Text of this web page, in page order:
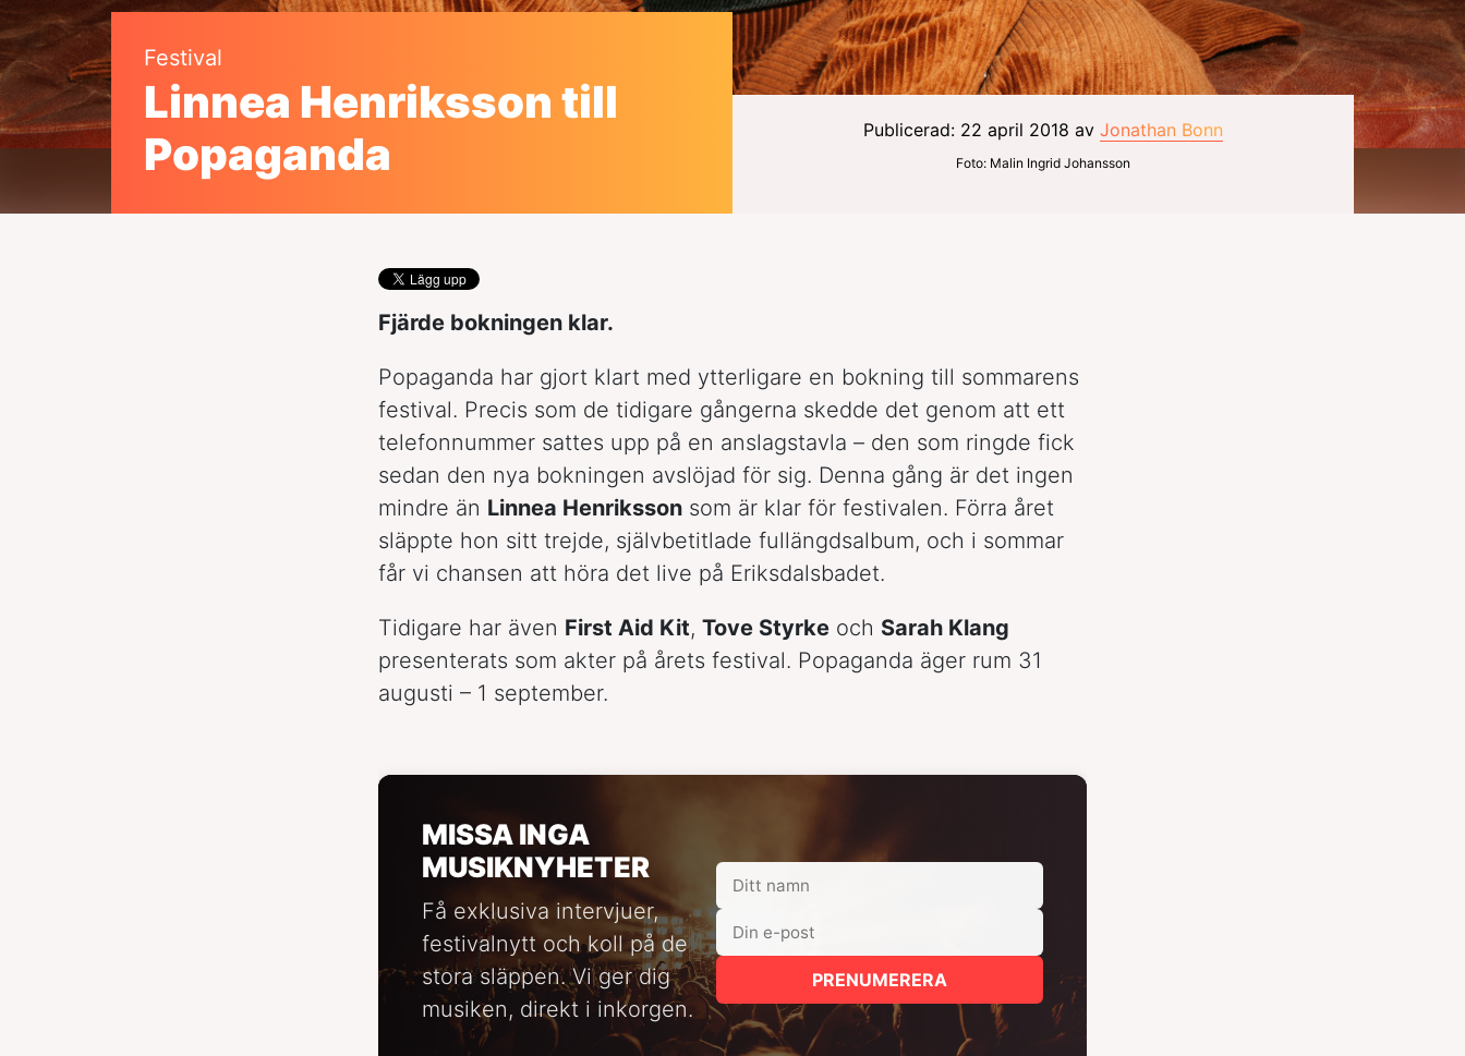
Festival
Linnea Henriksson till
Popaganda
Publicerad: 22 april 2018 av Jonathan Bonn
Foto: Malin Ingrid Johansson
Fjärde bokningen klar.
Popaganda har gjort klart med ytterligare en bokning till sommarens
festival. Precis som de tidigare gångerna skedde det genom att ett
telefonnummer sattes upp på en anslagstavla – den som ringde fick
sedan den nya bokningen avslöjad för sig. Denna gång är det ingen
mindre än Linnea Henriksson som är klar för festivalen. Förra året
släppte hon sitt trejde, självbetitlade fullängdsalbum, och i sommar
får vi chansen att höra det live på Eriksdalsbadet.
Tidigare har även First Aid Kit, Tove Styrke och Sarah Klang
presenterats som akter på årets festival. Popaganda äger rum 31
augusti – 1 september.
MISSA INGA
MUSIKNYHETER
Få exklusiva intervjuer,
festivalnytt och koll på de
stora släppen. Vi ger dig
musiken, direkt i inkorgen.
PRENUMERERA